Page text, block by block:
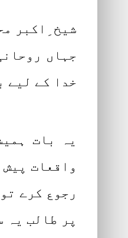
شیخ ِاکبر
جہاں
خدا کے لیے
یہ بات
واقعات
رجوع کرے
پر طالب یہ